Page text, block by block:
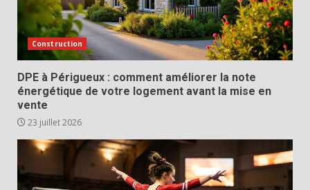
Construction
DPE à Périgueux : comment améliorer la note
énergétique de votre logement avant la mise en
vente
23 juillet 2026